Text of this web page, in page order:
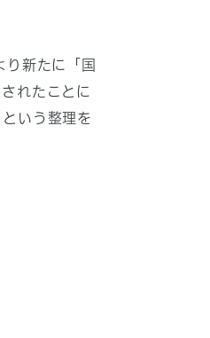
新たに「国
れたことに
いう整理を